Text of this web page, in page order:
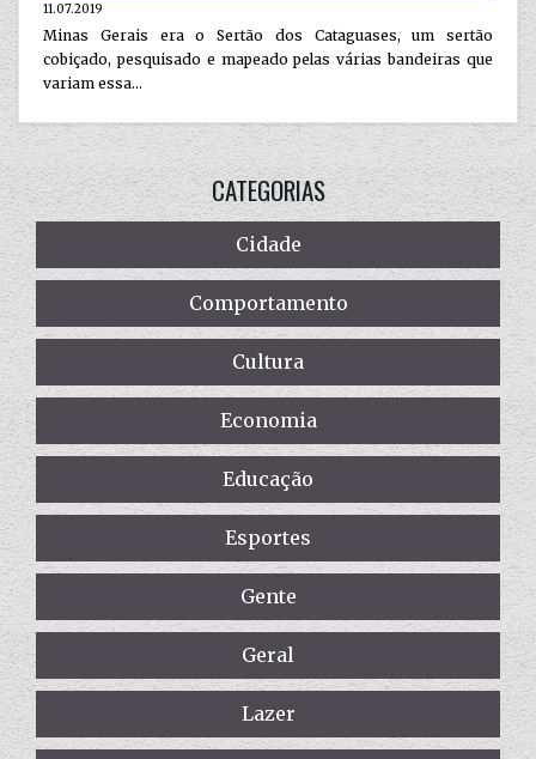
11.07.2019
Minas Gerais era o Sertão dos Cataguases, um sertão
cobiçado, pesquisado e mapeado pelas várias bandeiras que
variam essa...
CATEGORIAS
Cidade
Comportamento
Cultura
Economia
Educação
Esportes
Gente
Geral
Lazer